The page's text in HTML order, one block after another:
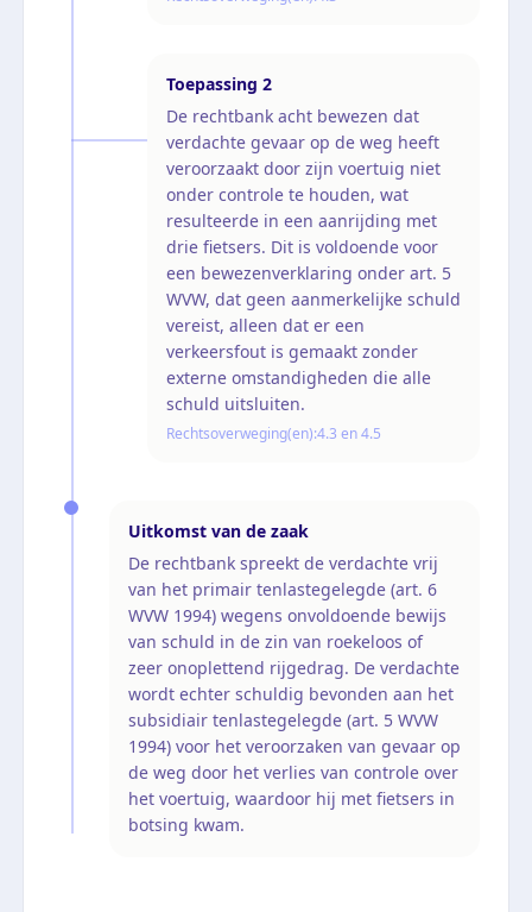
Toepassing 2
De rechtbank acht bewezen dat
verdachte gevaar op de weg heeft
veroorzaakt door zijn voertuig niet
onder controle te houden, wat
resulteerde in een aanrijding met
drie fietsers. Dit is voldoende voor
een bewezenverklaring onder art. 5
WVW, dat geen aanmerkelijke schuld
vereist, alleen dat er een
verkeersfout is gemaakt zonder
externe omstandigheden die alle
schuld uitsluiten.
Rechtsoverweging(en):4.3 en 4.5
Uitkomst van de zaak
De rechtbank spreekt de verdachte vrij
van het primair tenlastegelegde (art. 6
WVW 1994) wegens onvoldoende bewijs
van schuld in de zin van roekeloos of
zeer onoplettend rijgedrag. De verdachte
wordt echter schuldig bevonden aan het
subsidiair tenlastegelegde (art. 5 WVW
1994) voor het veroorzaken van gevaar op
de weg door het verlies van controle over
het voertuig, waardoor hij met fietsers in
botsing kwam.